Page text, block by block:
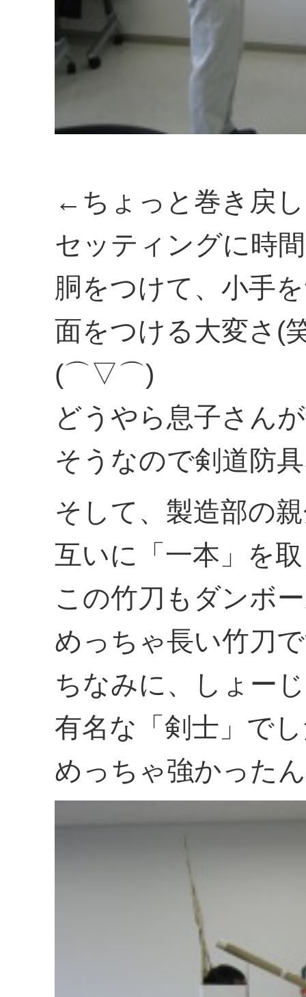
←ちょっと巻き戻
セッティングに時
胴をつけて、小手
面をつける大変さ(
(⌒▽⌒)
どうやら息子さん
そうなので剣道防
そして、製造部の
互いに「一本」を
この竹刀もダンボ
めっちゃ長い竹刀
ちなみに、しょー
有名な「剣士」で
めっちゃ強かった